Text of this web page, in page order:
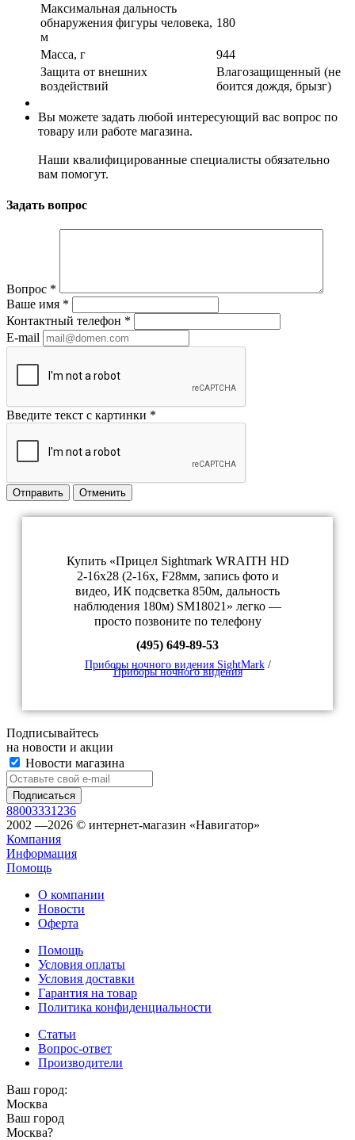
Максимальная дальность
обнаружения фигуры человека,
м
180
Масса, г
944
Защита от внешних
воздействий
Влагозащищенный (не
боится дождя, брызг)
Вы можете задать любой интересующий вас вопрос по
товару или работе магазина.
Наши квалифицированные специалисты обязательно
вам помогут.
Задать вопрос
Вопрос *
Ваше имя *
Контактный телефон *
E-mail
Введите текст с картинки *
Отправить Отменить
Купить «Прицел Sightmark WRAITH HD
2-16x28 (2-16х, F28мм, запись фото и
видео, ИК подсветка 850м, дальность
наблюдения 180м) SM18021» легко —
просто позвоните по телефону
(495) 649-89-53
Приборы ночного видения SightMark/
Приборы ночного видения
Подписывайтесь
на новости и акции
Новости магазина
88003331236
2002 —2026 © интернет-магазин «Навигатор»
Компания
Информация
Помощь
О компании
Новости
Оферта
Помощь
Условия оплаты
Условия доставки
Гарантия на товар
Политика конфиденциальности
Статьи
Вопрос-ответ
Производители
Ваш город:
Москва
Ваш город
Москва?